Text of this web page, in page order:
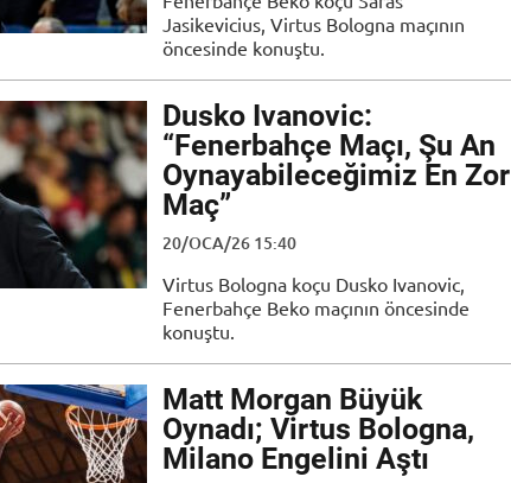
Jasikevicius, Virtus Bologna maçının
öncesinde konuştu.
Dusko Ivanovic:
“Fenerbahçe Maçı, Şu An
Oynayabileceğimiz En Zor
Maç”
20/OCA/26 15:40
Virtus Bologna koçu Dusko Ivanovic,
Fenerbahçe Beko maçının öncesinde
konuştu.
Matt Morgan Büyük
Oynadı; Virtus Bologna,
Milano Engelini Aştı